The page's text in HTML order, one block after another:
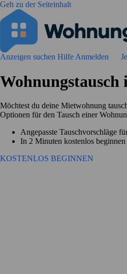
Geh zu der Seiteinhalt
Anzeigen suchen Hilfe Anmelden
Wohnungstausch
Möchtest du deine Mietwohnung
Optionen für den Tausch einer
Angepasste Tauschvorschläge
In 2 Minuten kostenlos beginnen
KOSTENLOS BEGINNEN